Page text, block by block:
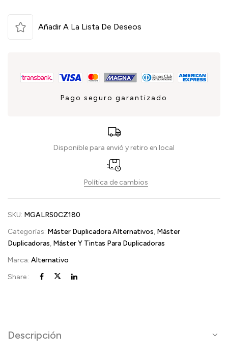
Añadir A La Lista De Deseos
Pago seguro garantizado
Disponible para envió y retiro en local
Política de cambios
SKU: MGALRS0CZ180
Categorías: Máster Duplicadora Alternativos, Máster
Duplicadoras, Máster Y Tintas Para Duplicadoras
Marca: Alternativo
Share :
Descripción